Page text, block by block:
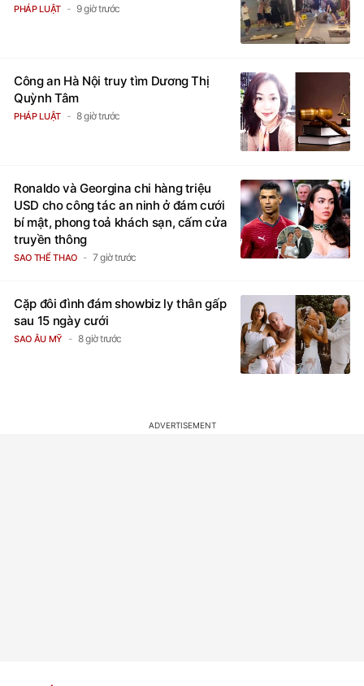
PHÁP LUẬT 9 giờ trước
Công an Hà Nội truy tìm Dương Thị
Quỳnh Tâm
PHÁP LUẬT 8 giờ trước
Ronaldo và Georgina chi hàng triệu
USD cho công tác an ninh ở đám cưới
bí mật, phong toả khách sạn, cấm cửa
truyền thông
SAO THỂ THAO 7 giờ trước
Cặp đôi đình đám showbiz ly thân gấp
sau 15 ngày cưới
SAO ÂU MỸ 8 giờ trước